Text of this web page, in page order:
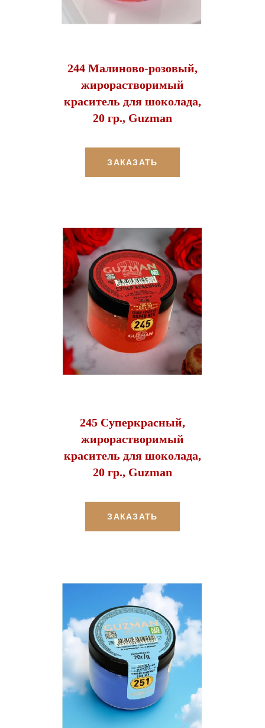
244 Малиново-розовый,
жирорастворимый
краситель для шоколада,
20 гр., Guzman
ЗАКАЗАТЬ
245 Суперкрасный,
жирорастворимый
краситель для шоколада,
20 гр., Guzman
ЗАКАЗАТЬ